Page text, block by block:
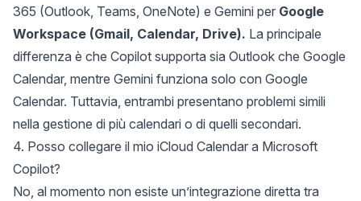
365 (Outlook, Teams, OneNote) e Gemini per Google
Workspace (Gmail, Calendar, Drive). La principale
differenza è che Copilot supporta sia Outlook che Google
Calendar, mentre Gemini funziona solo con Google
Calendar. Tuttavia, entrambi presentano problemi simili
nella gestione di più calendari o di quelli secondari.
4. Posso collegare il mio iCloud Calendar a Microsoft
Copilot?
No, al momento non esiste un’integrazione diretta tra